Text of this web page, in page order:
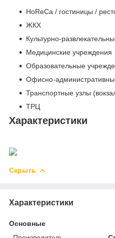
HoReCa / гостиницы /
ЖКХ
Культурно-
Медицинские учреждения
Образовательные
Офисно-
Транспортные узлы
ТРЦ
Характеристики
Скрыть
Характеристики
Основные